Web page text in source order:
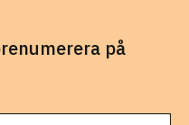
på